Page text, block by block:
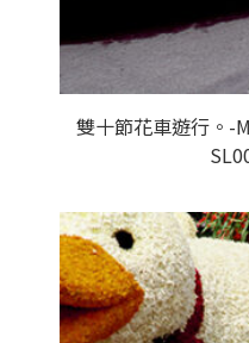
雙十節花車遊行。-